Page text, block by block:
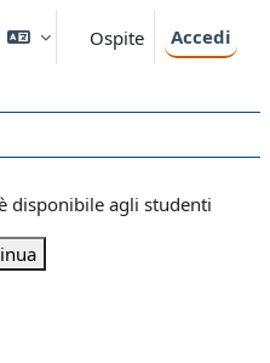
Ospite Accedi
disponibile agli studenti